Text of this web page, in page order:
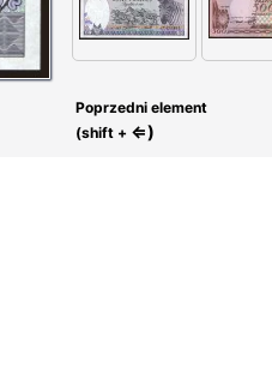
Poprzedni element
(shift + ⇐)